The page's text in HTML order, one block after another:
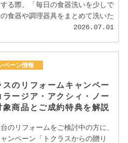
る際、「毎日の食器洗いを少しで
食器や調理器具をまとめて洗いた
2026.07.01
ペーン情報
スのリフォームキャンペー
ラージア・アクシィ・ノー
象商品とご成約特典を解説
のリフォームをご検討中の方に、
ンペーン「トクラスからの贈り